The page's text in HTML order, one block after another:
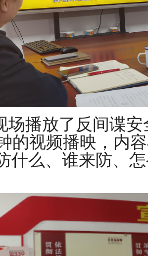
场播放了 反间谍
的视频播映，内
什么、谁来防、